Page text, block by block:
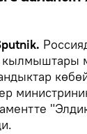
кылмыштары